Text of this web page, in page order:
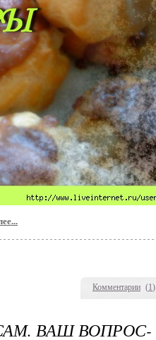
Комментарии (1)
ВАШ ВОПРОС-